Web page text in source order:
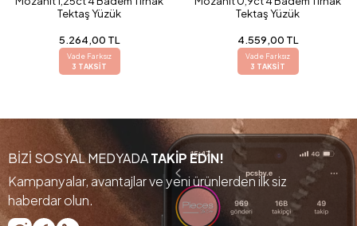
Tektaş Yüzük
5.264,00 TL
Vade Farksız
3 TAKSİT
Tektaş Yüzük
4.559,00 TL
Vade Farksız
3 TAKSİT
BİZİ SOSYAL MEDYADATAKİP EDİN!
Kampanyalar, avantajlar ve yeni ürünlerden ilk siz
haberdar olun.